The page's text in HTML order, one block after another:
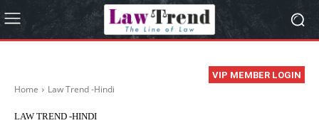
VIP MEMBER LOGIN
Home Law Trend -Hindi
LAW TREND -HINDI